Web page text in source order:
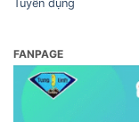
Tuyển dụng
FANPAGE